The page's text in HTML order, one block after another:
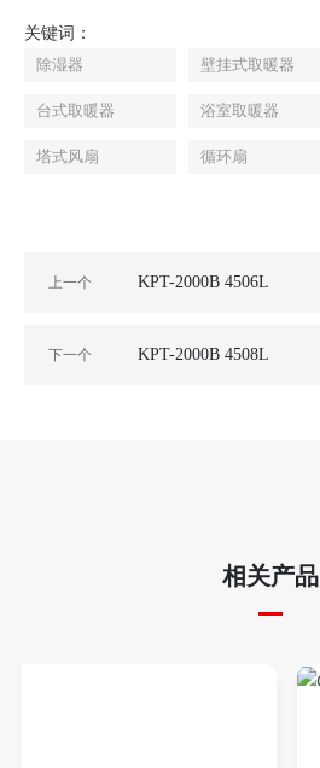
关键词：
除湿器
壁挂式取暖器
台式取暖器 浴室取暖器
塔式风扇 循环扇
上一个 KPT-2000B 4506L
下一个 KPT-2000B 4508L
相关产品